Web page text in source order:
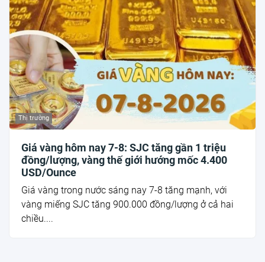
Thị trường
Giá vàng hôm nay 7-8: SJC tăng gần 1 triệu
đồng/lượng, vàng thế giới hướng mốc 4.400
USD/Ounce
Giá vàng trong nước sáng nay 7-8 tăng mạnh, với
vàng miếng SJC tăng 900.000 đồng/lượng ở cả hai
chiều....